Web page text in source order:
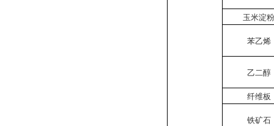
玉米淀
苯乙烯
乙二醇
纤维板
铁矿石